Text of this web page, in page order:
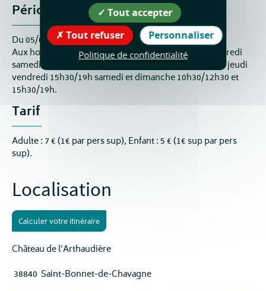
Périodes d'ouverture
Du 05/06 au 20/09/2026 tous les jours.
Aux horaires des expositions : juin et septembre vendredi
samedi dimanche 15h30/19h - juillet et août mercredi jeudi
vendredi 15h30/19h samedi et dimanche 10h30/12h30 et
15h30/19h.
Tarif
Adulte : 7 € (1€ par pers sup), Enfant : 5 € (1€ sup par pers
sup).
Localisation
Calculer votre itinéraire
Château de l'Arthaudière
38840 Saint-Bonnet-de-Chavagne
Tout accepter
Tout refuser
Personnaliser
Politique de confidentialité